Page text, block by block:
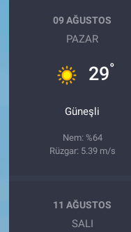
09 AĞUSTOS
PAZAR
29°
Güneşli
Nem: %64
Rüzgar: 5.39 m/s
11 AĞUSTOS
SALI